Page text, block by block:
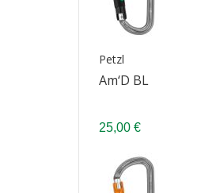
Petzl
Am‘D BL
25,00 €